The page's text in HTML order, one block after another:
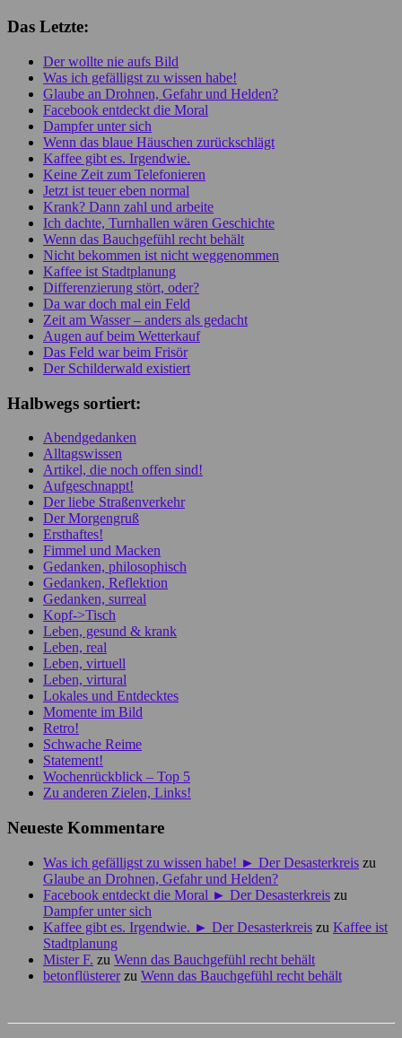
Das Letzte:
Der wollte nie aufs Bild
Was ich gefälligst zu wissen habe!
Glaube an Drohnen, Gefahr und Helden?
Facebook entdeckt die Moral
Dampfer unter sich
Wenn das blaue Häuschen zurückschlägt
Kaffee gibt es. Irgendwie.
Keine Zeit zum Telefonieren
Jetzt ist teuer eben normal
Krank? Dann zahl und arbeite
Ich dachte, Turnhallen wären Geschichte
Wenn das Bauchgefühl recht behält
Nicht bekommen ist nicht weggenommen
Kaffee ist Stadtplanung
Differenzierung stört, oder?
Da war doch mal ein Feld
Zeit am Wasser – anders als gedacht
Augen auf beim Wetterkauf
Das Feld war beim Frisör
Der Schilderwald existiert
Halbwegs sortiert:
Abendgedanken
Alltagswissen
Artikel, die noch offen sind!
Aufgeschnappt!
Der liebe Straßenverkehr
Der Morgengruß
Ersthaftes!
Fimmel und Macken
Gedanken, philosophisch
Gedanken, Reflektion
Gedanken, surreal
Kopf->Tisch
Leben, gesund & krank
Leben, real
Leben, virtuell
Leben, virtural
Lokales und Entdecktes
Momente im Bild
Retro!
Schwache Reime
Statement!
Wochenrückblick – Top 5
Zu anderen Zielen, Links!
Neueste Kommentare
Was ich gefälligst zu wissen habe! ► Der Desasterkreis zu
Glaube an Drohnen, Gefahr und Helden?
Facebook entdeckt die Moral ► Der Desasterkreis zu
Dampfer unter sich
Kaffee gibt es. Irgendwie. ► Der Desasterkreis zu Kaffee ist
Stadtplanung
Mister F. zu Wenn das Bauchgefühl recht behält
betonflüstererzu Wenn das Bauchgefühl recht behält